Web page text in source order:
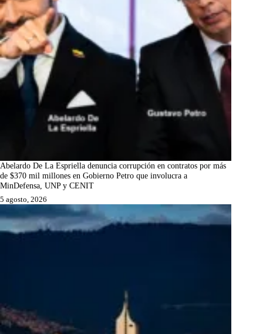
Abelardo De La Espriella denuncia corrupción en contratos por más
de $370 mil millones en Gobierno Petro que involucra a
MinDefensa, UNP y CENIT
5 agosto, 2026